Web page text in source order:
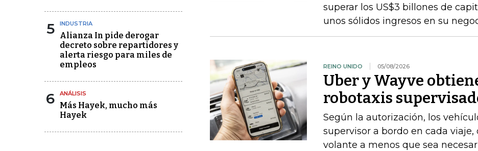
5 INDUSTRIA
Alianza In pide derogar
decreto sobre repartidores y
alerta riesgo para miles de
empleos
6 ANÁLISIS
Más Hayek, mucho más
Hayek
superar los US$3 billones de
unos sólidos ingresos en su
REINO UNIDO 05/08/2026
Uber y Wayve
robotaxis
Según la autorización, los
supervisor a bordo en cada
volante a menos que sea